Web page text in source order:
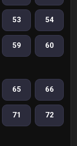
53 54
59 60
65 66
71 72